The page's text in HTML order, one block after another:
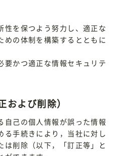
性を保つよう努力し、適正な
めの体制を構築するとともに
要かつ適正な情報セキュリテ
よび削除）
自己の個人情報が誤った情報
る手続きにより，当社に対し
は削除（以下，「訂正等」と